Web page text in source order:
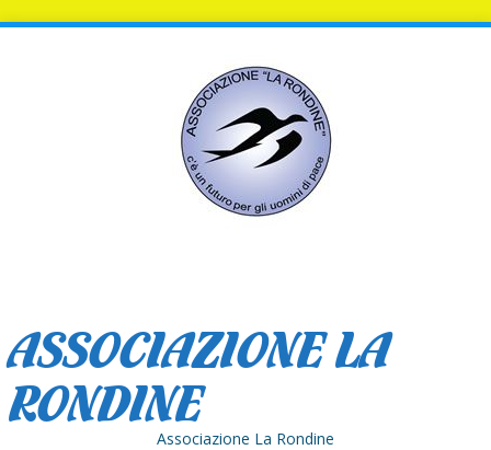
ASSOCIAZIONE LA
RONDINE
Associazione La Rondine